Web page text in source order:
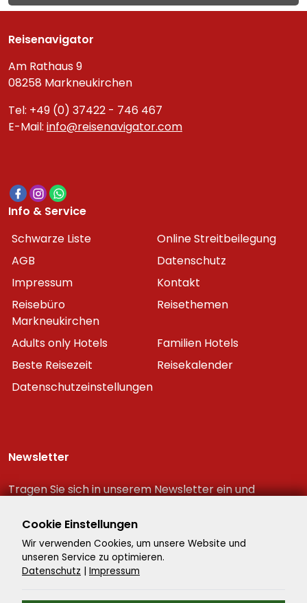
Reisenavigator
Am Rathaus 9
08258 Markneukirchen
Tel: +49 (0) 37422 - 746 467
E-Mail: info@reisenavigator.com
Info & Service
Schwarze Liste
Online Streitbeilegung
AGB
Datenschutz
Impressum
Kontakt
Reisebüro
Markneukirchen
Reisethemen
Adults only Hotels
Familien Hotels
Beste Reisezeit
Reisekalender
Datenschutzeinstellungen
Newsletter
Tragen Sie sich in unserem Newsletter ein und
Reiseschnäppchen!
Cookie Einstellungen
Wir verwenden Cookies, um unsere Website und
unseren Service zu optimieren.
Datenschutz | Impressum